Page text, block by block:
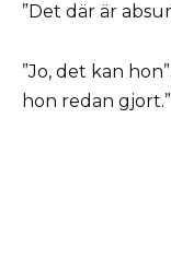
”Det där är
”Jo, det kan
hon redan gjort.”